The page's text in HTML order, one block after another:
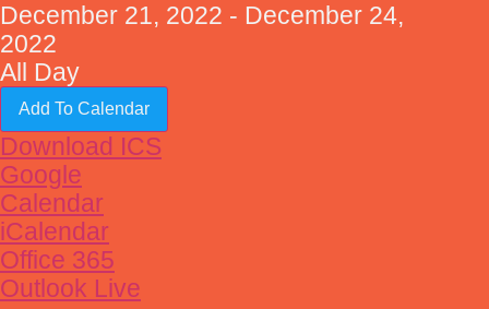
December 21, 2022 - December 24,
2022
All Day
Add To Calendar
Download ICS
Google
Calendar
iCalendar
Office 365
Outlook Live